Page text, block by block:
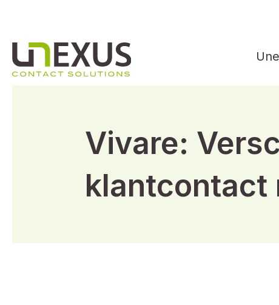
Vivare:
klantcontact